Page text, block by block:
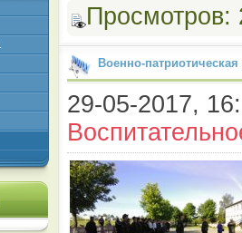
Военно-
29-05-2017,